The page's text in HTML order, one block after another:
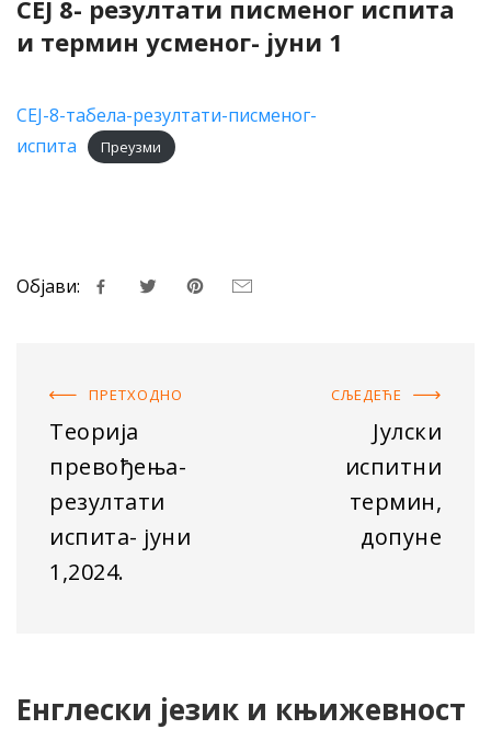
СЕЈ 8- резултати писменог испита
и термин усменог- јуни 1
СЕЈ-8-табела-резултати-писменог-
испита
Преузми
Објави:
ПРЕТХОДНO
Теорија
превођења-
резултати
испита- јуни
1,2024.
СЉЕДЕЋE
Јулски
испитни
термин,
допуне
Енглески језик и књижевност